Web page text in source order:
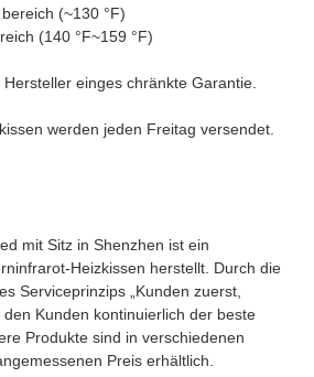
(~130 °F)
(140 °F~159 °F)
einges chränkte Garantie.
werden jeden Freitag versendet.
mit Sitz in Shenzhen ist ein
Heizkissen herstellt. Durch die
Serviceprinzips „Kunden zuerst,
den Kunden kontinuierlich der beste
Produkte sind in verschiedenen
Preis erhältlich.